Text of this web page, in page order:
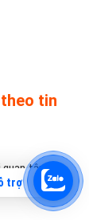
tin
tâm OA
trợ